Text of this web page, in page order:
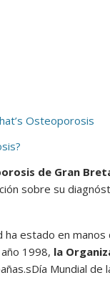
Osteoporosis
de Gran
sobre su
ha estado en manos
1998, la
Mundial